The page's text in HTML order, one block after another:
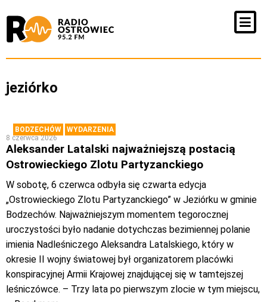
jeziórko
BODZECHÓW
WYDARZENIA
8 czerwca 2026
Aleksander Latalski najważniejszą postacią
Ostrowieckiego Zlotu Partyzanckiego
W sobotę, 6 czerwca odbyła się czwarta edycja
„Ostrowieckiego Zlotu Partyzanckiego” w Jeziórku w gminie
Bodzechów. Najważniejszym momentem tegorocznej
uroczystości było nadanie dotychczas bezimiennej polanie
imienia Nadleśniczego Aleksandra Latalskiego, który w
okresie II wojny światowej był organizatorem placówki
konspiracyjnej Armii Krajowej znajdującej się w tamtejszej
leśniczówce. – Trzy lata po pierwszym zlocie w tym miejscu,